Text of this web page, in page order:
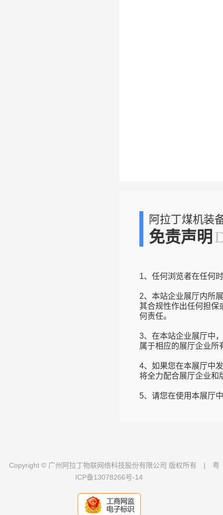
阿拉丁煤机装
免责声明
1、任何浏览者在任何
2、本站企业展厅内所
其合规性作出任何担保
何责任。
3、在本站企业展厅中
属于相应的展厅企业所
4、如果您在本展厅中
将全力配合展厅企业和
Copyright © 广州阿拉丁物联网络科技股份有限公司 版权所有 |
粤
ICP备13078266号-14